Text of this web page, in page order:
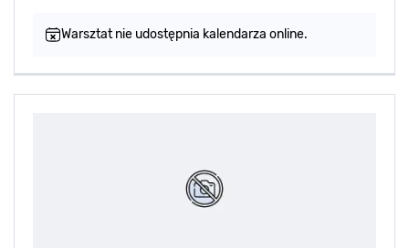
Warsztat nie udostępnia kalendarza online.